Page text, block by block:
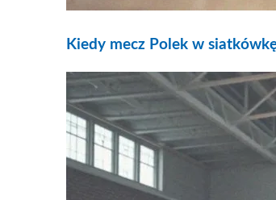
Kiedy mecz Polek w